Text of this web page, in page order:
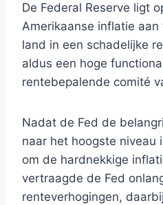
De Federal Reserve ligt
Amerikaanse inflatie
land in een schadelijke
aldus een hoge
rentebepalende comité
Nadat de Fed de
naar het hoogste niveau
om de hardnekkige
vertraagde de Fed
renteverhogingen,